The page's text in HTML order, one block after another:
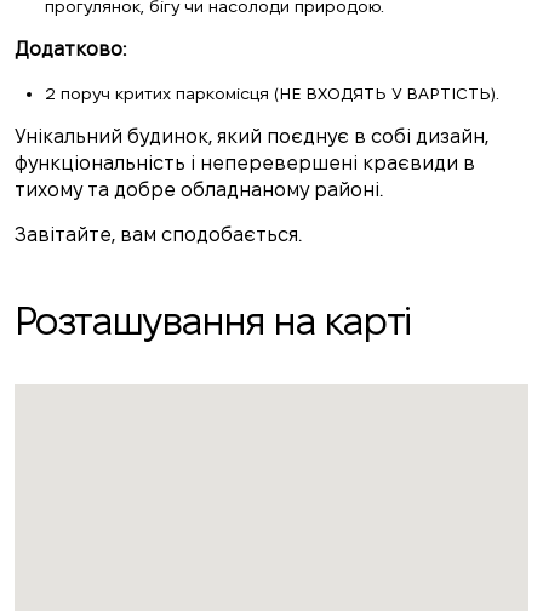
прогулянок, бігу чи насолоди природою.
Додатково:
2 поруч критих паркомісця (НЕ ВХОДЯТЬ У ВАРТІСТЬ).
Унікальний будинок, який поєднує в собі дизайн,
функціональність і неперевершені краєвиди в
тихому та добре обладнаному районі.
Завітайте, вам сподобається.
Розташування на карті